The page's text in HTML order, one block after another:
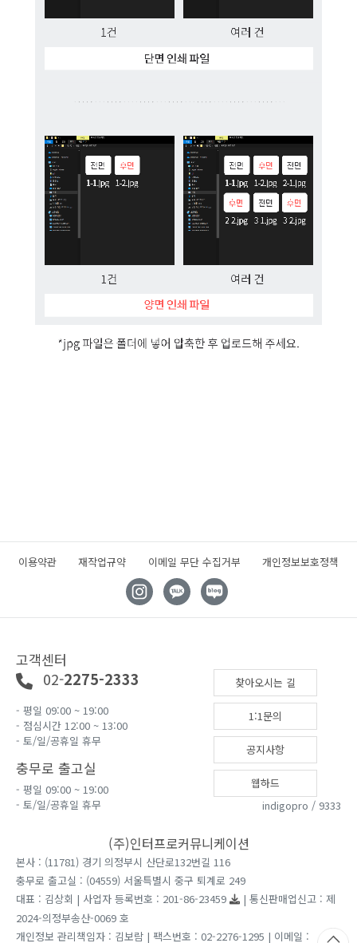
이용약관 재작업규약 이메일 무단 수집거부 개인정보보호정책
고객센터
02-2275-2333
- 평일 09:00 ~ 19:00
- 점심시간 12:00 ~ 13:00
- 토/일/공휴일 휴무
충무로 출고실
- 평일 09:00 ~ 19:00
- 토/일/공휴일 휴무
찾아오시는 길
1:1문의
공지사항
웹하드
indigopro / 9333
(주)인터프로커뮤니케이션
본사 : (11781) 경기 의정부시 산단로132번길 116
충무로 출고실 : (04559) 서울특별시 중구 퇴계로 249
대표 : 김상회 | 사업자 등록번호 : 201-86-23459
| 통신판매업신고 : 제
2024-의정부송산-0069 호
개인정보 관리책임자 : 김보람 | 팩스번호 : 02-2276-1295 | 이메일 :